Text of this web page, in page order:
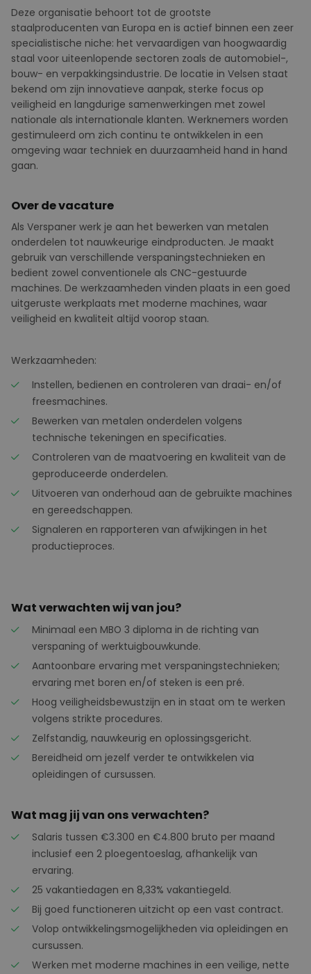
Deze organisatie behoort tot de grootste
staalproducenten van Europa en is actief binnen een zeer
specialistische niche: het vervaardigen van hoogwaardig
staal voor uiteenlopende sectoren zoals de automobiel-,
bouw- en verpakkingsindustrie. De locatie in Velsen staat
bekend om zijn innovatieve aanpak, sterke focus op
veiligheid en langdurige samenwerkingen met zowel
nationale als internationale klanten. Werknemers worden
gestimuleerd om zich continu te ontwikkelen in een
omgeving waar techniek en duurzaamheid hand in hand
gaan.
Over de vacature
Als Verspaner werk je aan het bewerken van metalen
onderdelen tot nauwkeurige eindproducten. Je maakt
gebruik van verschillende verspaningstechnieken en
bedient zowel conventionele als CNC-gestuurde
machines. De werkzaamheden vinden plaats in een goed
uitgeruste werkplaats met moderne machines, waar
veiligheid en kwaliteit altijd voorop staan.
Werkzaamheden:
Instellen, bedienen en controleren van draai- en/of
freesmachines.
Bewerken van metalen onderdelen volgens
technische tekeningen en specificaties.
Controleren van de maatvoering en kwaliteit van de
geproduceerde onderdelen.
Uitvoeren van onderhoud aan de gebruikte machines
en gereedschappen.
Signaleren en rapporteren van afwijkingen in het
productieproces.
Wat verwachten wij van jou?
Minimaal een MBO 3 diploma in de richting van
verspaning of werktuigbouwkunde.
Aantoonbare ervaring met verspaningstechnieken;
ervaring met boren en/of steken is een pré.
Hoog veiligheidsbewustzijn en in staat om te werken
volgens strikte procedures.
Zelfstandig, nauwkeurig en oplossingsgericht.
Bereidheid om jezelf verder te ontwikkelen via
opleidingen of cursussen.
Wat mag jij van ons verwachten?
Salaris tussen €3.300 en €4.800 bruto per maand
inclusief een 2 ploegentoeslag, afhankelijk van
ervaring.
25 vakantiedagen en 8,33% vakantiegeld.
Bij goed functioneren uitzicht op een vast contract.
Volop ontwikkelingsmogelijkheden via opleidingen en
cursussen.
Werken met moderne machines in een veilige, nette